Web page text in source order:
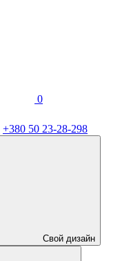
0
+380 50 23-28-298
Свой дизайн